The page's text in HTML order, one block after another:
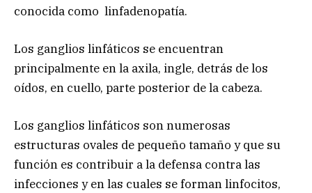
conocida como linfadenopatía.
Los ganglios linfáticos se encuentran
principalmente en la axila, ingle, detrás de los
oídos, en cuello, parte posterior de la cabeza.
Los ganglios linfáticos son numerosas
estructuras ovales de pequeño tamaño y que su
función es contribuir a la defensa contra las
infecciones y en las cuales se forman linfocitos,